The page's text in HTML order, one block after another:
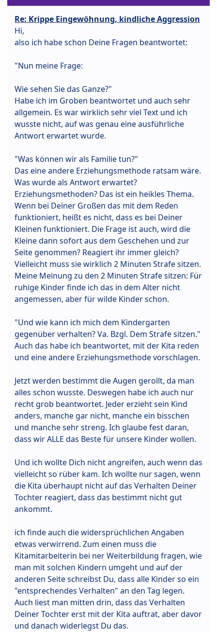
Re: Krippe Eingewöhnung, kindliche Aggression
Hi,
also ich habe schon Deine Fragen beantwortet:
"Nun meine Frage:
Wie sehen Sie das Ganze?"
Habe ich im Groben beantwortet und auch sehr
allgemein. Es war wirklich sehr viel Text und ich
wusste nicht, auf was genau eine ausführliche
Antwort erwartet wurde.
"Was können wir als Familie tun?"
Das eine andere Erziehungsmethode ratsam wäre.
Was wurde als Antwort erwartet?
Erziehungsmethoden? Das ist ein heikles Thema.
Wenn bei Deiner Großen das mit dem Reden
funktioniert, heißt es nicht, dass es bei Deiner
Kleinen funktioniert. Die Frage ist auch, wird die
Kleine dann sofort aus dem Geschehen und zur
Seite genommen? Reagiert ihr immer gleich?
Vielleicht muss sie wirklich 2 Minuten Strafe sitzen.
Meine Meinung zu den 2 Minuten Strafe sitzen: Für
ruhige Kinder finde ich das in dem Alter nicht
angemessen, aber für wilde Kinder schon.
"Und wie kann ich mich dem Kindergarten
gegenüber verhalten? Va. Bzgl. Dem Strafe sitzen."
Auch das habe ich beantwortet, mit der Kita reden
und eine andere Erziehungsmethode vorschlagen.
Jetzt werden bestimmt die Augen gerollt, da man
alles schon wusste. Deswegen habe ich auch nur
recht grob beantwortet. Jeder erzieht sein Kind
anders, manche gar nicht, manche ein bisschen
und manche sehr streng. Ich glaube fest daran,
dass wir ALLE das Beste für unsere Kinder wollen.
Und ich wollte Dich nicht angreifen, auch wenn das
vielleicht so rüber kam. Ich wollte nur sagen, wenn
die Kita überhaupt nicht auf das Verhalten Deiner
Tochter reagiert, dass das bestimmt nicht gut
ankommt.
ich finde auch die widersprüchlichen Angaben
etwas verwirrend. Zum einen muss die
Kitamitarbeiterin bei ner Weiterbildung fragen, wie
man mit solchen Kindern umgeht und auf der
anderen Seite schreibst Du, dass alle Kinder so ein
"entsprechendes Verhalten" an den Tag legen.
Auch liest man mitten drin, dass das Verhalten
Deiner Tochter erst mit der Kita auftrat, aber davor
und danach widerlegst Du das.